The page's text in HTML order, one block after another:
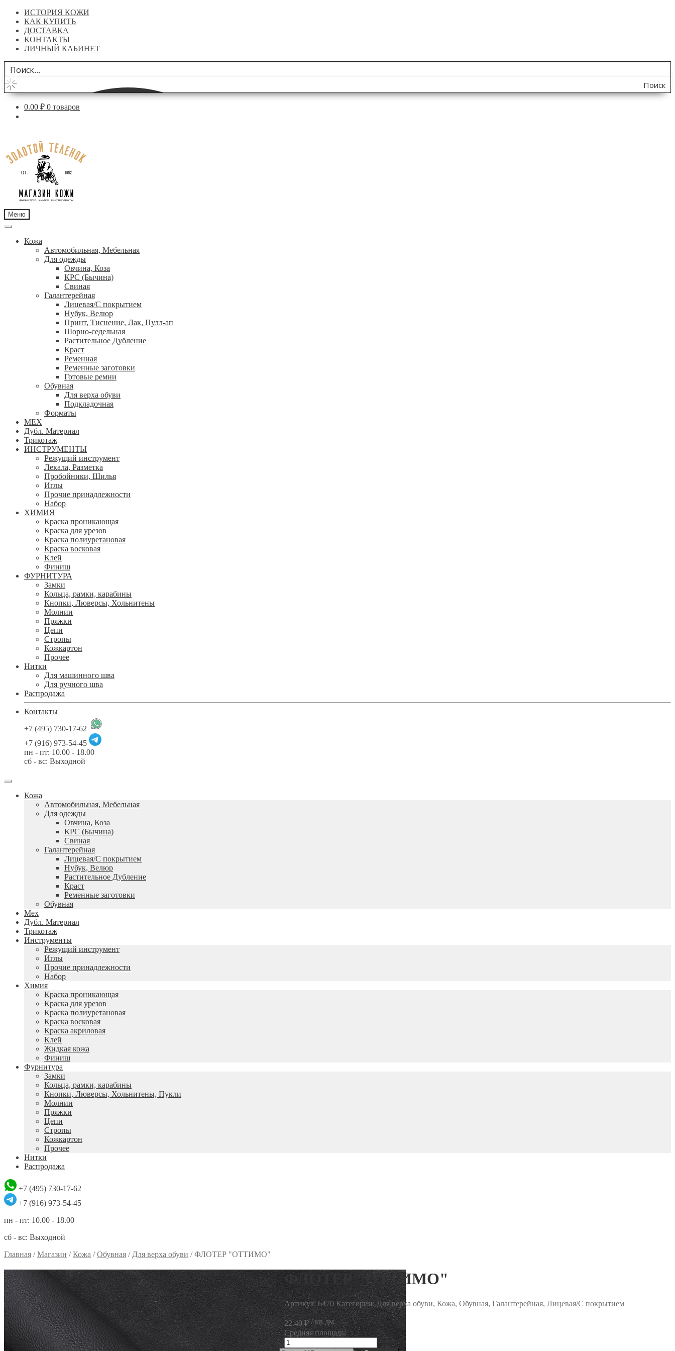
ИСТОРИЯ КОЖИ
КАК КУПИТЬ
ДОСТАВКА
КОНТАКТЫ
ЛИЧНЫЙ КАБИНЕТ
Поиск
по
0.00 ₽ 0 товаров
навигации
содержимому
Меню
Кожа
Автомобильная, Мебельная
Для одежды
Овчина, Коза
КРС (Бычина)
Свиная
Галантерейная
Лицевая/С покрытием
Нубук, Велюр
Принт, Тиснение, Лак, Пулл-ап
Шорно-седельная
Растительное Дубление
Краст
Ременная
Ременные заготовки
Готовые ремни
Обувная
Для верха обуви
Подкладочная
Форматы
МЕХ
Дубл. Материал
Трикотаж
ИНСТРУМЕНТЫ
Режущий инструмент
Лекала, Разметка
Пробойники, Шилья
Иглы
Прочие принадлежности
Набор
ХИМИЯ
Краска проникающая
Краска для урезов
Краска полиуретановая
Краска восковая
Клей
Финиш
ФУРНИТУРА
Замки
Кольца, рамки, карабины
Кнопки, Люверсы, Хольнитены
Молнии
Пряжки
Цепи
Стропы
Кожкартон
Прочее
Нитки
Для машинного шва
Для ручного шва
Распродажа
Контакты
+7 (495) 730-17-62
+7 (916) 973-54-45
пн - пт: 10.00 - 18.00
сб - вс: Выходной
Кожа
Автомобильная, Мебельная
Для одежды
Овчина, Коза
КРС (Бычина)
Свиная
Галантерейная
Лицевая/С покрытием
Нубук, Велюр
Растительное Дубление
Краст
Ременные заготовки
Обувная
Мех
Дубл. Материал
Трикотаж
Инструменты
Режущий инструмент
Иглы
Прочие принадлежности
Набор
Химия
Краска проникающая
Краска для урезов
Краска полиуретановая
Краска восковая
Краска акриловая
Клей
Жидкая кожа
Финиш
Фурнитура
Замки
Кольца, рамки, карабины
Кнопки, Люверсы, Хольнитены, Пукли
Молнии
Пряжки
Цепи
Стропы
Кожкартон
Прочее
Нитки
Распродажа
+7 (495) 730-17-62
+7 (916) 973-54-45
пн - пт: 10.00 - 18.00
сб - вс: Выходной
Главная /Магазин /Кожа /Обувная / Для верха обуви /ФЛОТЕР "ОТТИМО"
ФЛОТЕР "ОТТИМО"
Артикул: 6470 Категории: Для верха обуви, Кожа, Обувная, Галантерейная, Лицевая/С покрытием
22.40₽/ кв.дм.
Средняя площадь:
Количество